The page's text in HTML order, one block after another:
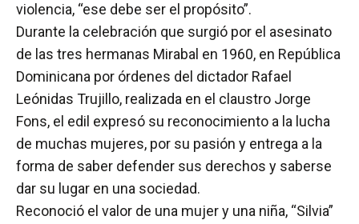
violencia, “ese debe ser el propósito”.
Durante la celebración que surgió por el asesinato
de las tres hermanas Mirabal en 1960, en República
Dominicana por órdenes del dictador Rafael
Leónidas Trujillo, realizada en el claustro Jorge
Fons, el edil expresó su reconocimiento a la lucha
de muchas mujeres, por su pasión y entrega a la
forma de saber defender sus derechos y saberse
dar su lugar en una sociedad.
Reconoció el valor de una mujer y una niña, “Silvia”